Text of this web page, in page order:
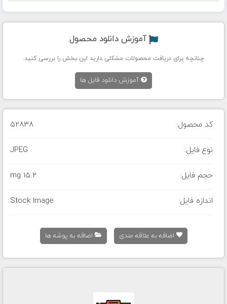
آموزش دانلود محصول
چنانچه برای دریافت محصولات مشکلی دارید این بخش را بررسی کنید.
آموزش دانلود فایل ها
کد محصول: 52838
نوع فایل: JPEG
حجم فایل: 15.2 mg
اندازه فایل: Stock Image
اضافه به علاقه مندی اضافه به پوشه ها